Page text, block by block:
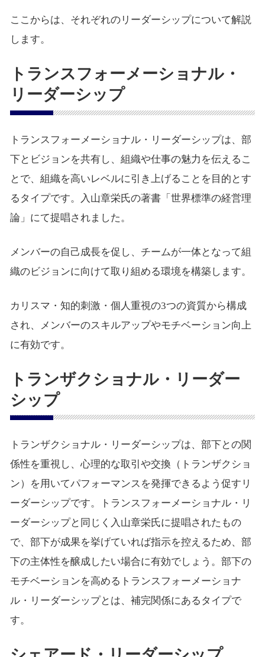
ここからは、それぞれのリーダーシップについて解説
します。
トランスフォーメーショナル・
リーダーシップ
トランスフォーメーショナル・リーダーシップは、部
下とビジョンを共有し、組織や仕事の魅力を伝えるこ
とで、組織を高いレベルに引き上げることを目的とす
るタイプです。入山章栄氏の著書「世界標準の経営理
論」にて提唱されました。
メンバーの自己成長を促し、チームが一体となって組
織のビジョンに向けて取り組める環境を構築します。
カリスマ・知的刺激・個人重視の3つの資質から構成
され、メンバーのスキルアップやモチベーション向上
に有効です。
トランザクショナル・リーダー
シップ
トランザクショナル・リーダーシップは、部下との関
係性を重視し、心理的な取引や交換（トランザクショ
ン）を用いてパフォーマンスを発揮できるよう促すリ
ーダーシップです。トランスフォーメーショナル・リ
ーダーシップと同じく入山章栄氏に提唱されたもの
で、部下が成果を挙げていれば指示を控えるため、部
下の主体性を醸成したい場合に有効でしょう。部下の
モチベーションを高めるトランスフォーメーショナ
ル・リーダーシップとは、補完関係にあるタイプで
す。